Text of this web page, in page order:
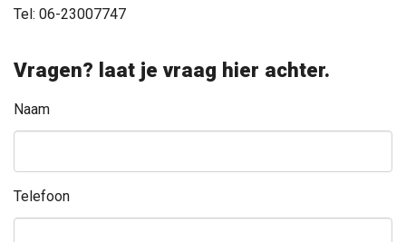
Tel: 06-23007747
Vragen? laat je vraag hier achter.
Naam
Telefoon